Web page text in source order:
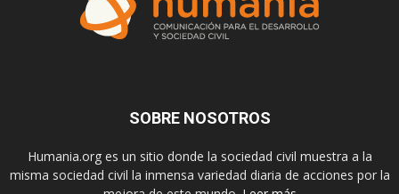
SOBRE NOSOTROS
Humania.org es un sitio donde la sociedad civil muestra a la
misma sociedad civil la inmensa variedad diaria de acciones por la